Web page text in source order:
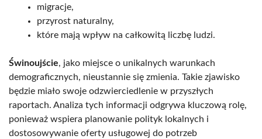
migracje,
przyrost naturalny,
które mają wpływ na całkowitą liczbę ludzi.
Świnoujście, jako miejsce o unikalnych warunkach
demograficznych, nieustannie się zmienia. Takie zjawisko
będzie miało swoje odzwierciedlenie w przyszłych
raportach. Analiza tych informacji odgrywa kluczową rolę,
ponieważ wspiera planowanie polityk lokalnych i
dostosowywanie oferty usługowej do potrzeb